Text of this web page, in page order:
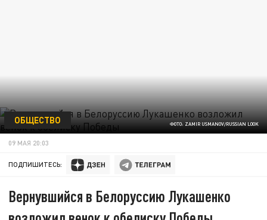
ФОТО: ZAMIR USMANOV/RUSSIAN LOOK
ОБЩЕСТВО
09 МАЯ 20:03
ПОДПИШИТЕСЬ:
Вернувшийся в Белоруссию Лукашенко